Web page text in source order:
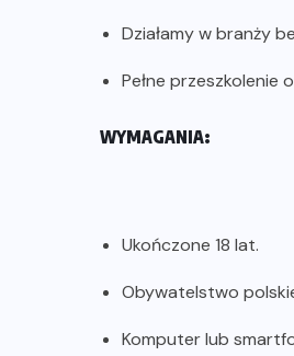
Działamy w branży
Pełne
WYMAGANIA:
Ukończone 18 lat.
Obywatelstwo
Komputer lub